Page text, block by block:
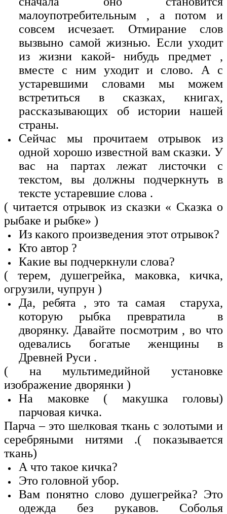
малоупотребительным , а потом и
совсем исчезает. Отмирание слов
вызвыно самой жизнью. Если уходит
из жизни какой- нибудь предмет ,
вместе с ним уходит и слово. А с
устаревшими словами мы можем
встретиться в сказках, книгах,
рассказывающих об истории нашей
страны.
Сейчас мы прочитаем отрывок из
одной хорошо известной вам сказки. У
вас на партах лежат листочки с
текстом, вы должны подчеркнуть в
тексте устаревшие слова .
( читается отрывок из сказки « Сказка о
рыбаке и рыбке» )
Из какого произведения этот отрывок?
Кто автор ?
Какие вы подчеркнули слова?
( терем, душегрейка, маковка, кичка,
огрузили, чупрун )
Да, ребята , это та самая старуха,
которую рыбка превратила в
дворянку. Давайте посмотрим , во что
одевались богатые женщины в
Древней Руси .
( на мультимедийной установке
изображение дворянки )
На маковке ( макушка головы)
парчовая кичка.
Парча – это шелковая ткань с золотыми и
серебряными нитями .( показывается
ткань)
А что такое кичка?
Это головной убор.
Вам понятно слово душегрейка? Это
одежда без рукавов. Соболья